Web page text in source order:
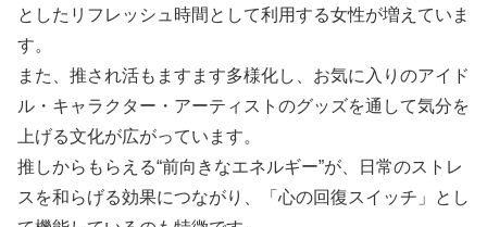
としたリフレッシュ時間として利用する女性が増えていま
す。
また、推され活もますます多様化し、お気に入りのアイド
ル・キャラクター・アーティストのグッズを通して気分を
上げる文化が広がっています。
推しからもらえる“前向きなエネルギー”が、日常のストレ
スを和らげる効果につながり、「心の回復スイッチ」とし